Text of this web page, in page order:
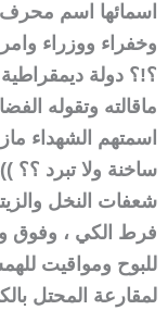
اسمائها اسم
وخفراء ووزراء
؟!؟ دولة
ماقالته وتقوله
اسمتهم الشهداء
ساخنة ولا تبرد
شعفات النخل
فرط الكي ، وفوق
للبوح ومواقيت
لمقارعة المحتل